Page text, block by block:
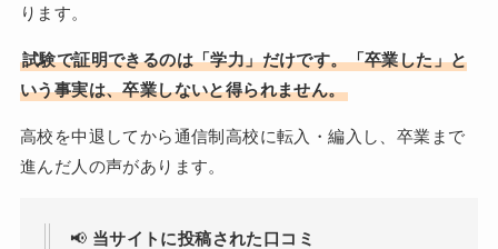
ります。
試験で証明できるのは「学力」だけです。「卒業した」と
いう事実は、卒業しないと得られません。
高校を中退してから通信制高校に転入・編入し、卒業まで
進んだ人の声があります。
📢 当サイトに投稿された口コミ